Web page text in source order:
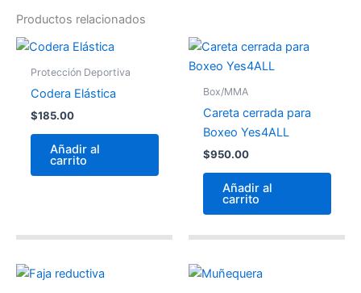
Productos relacionados
Protección Deportiva
Codera Elástica
$185.00
Añadir al
carrito
Box/MMA
Careta cerrada para
Boxeo Yes4ALL
$950.00
Añadir al
carrito